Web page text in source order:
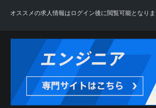
オススメの求人情報はログイン後に閲覧可能となり